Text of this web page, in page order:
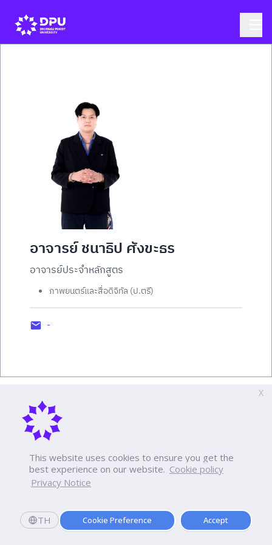
This website uses cookies to ensure you get the
best experience on our website. Cookie policy
Privacy Notice
TH Cookie Preference Accept
X
อาจารย์ ชนาธิป ศังขะธร
อาจารย์ประจำหลักสูตร
ภาพยนตร์และสื่อดิจิทัล (ป.ตรี)
-